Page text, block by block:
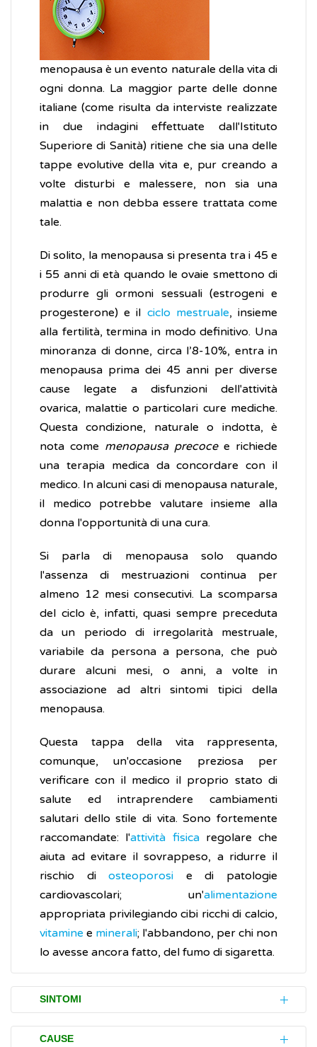
menopausa è un evento naturale della vita di
ogni donna. La maggior parte delle donne
italiane (come risulta da interviste realizzate
in due indagini effettuate dall'Istituto
Superiore di Sanità) ritiene che sia una delle
tappe evolutive della vita e, pur creando a
volte disturbi e malessere, non sia una
malattia e non debba essere trattata come
tale.
Di solito, la menopausa si presenta tra i 45 e
i 55 anni di età quando le ovaie smettono di
produrre gli ormoni sessuali (estrogeni e
progesterone) e il ciclo mestruale, insieme
alla fertilità, termina in modo definitivo. Una
minoranza di donne, circa l’8-10%, entra in
menopausa prima dei 45 anni per diverse
cause legate a disfunzioni dell'attività
ovarica, malattie o particolari cure mediche.
Questa condizione, naturale o indotta, è
nota come menopausa precoce e richiede
una terapia medica da concordare con il
medico. In alcuni casi di menopausa naturale,
il medico potrebbe valutare insieme alla
donna l'opportunità di una cura.
Si parla di menopausa solo quando
l'assenza di mestruazioni continua per
almeno 12 mesi consecutivi. La scomparsa
del ciclo è, infatti, quasi sempre preceduta
da un periodo di irregolarità mestruale,
variabile da persona a persona, che può
durare alcuni mesi, o anni, a volte in
associazione ad altri sintomi tipici della
menopausa.
Questa tappa della vita rappresenta,
comunque, un'occasione preziosa per
verificare con il medico il proprio stato di
salute ed intraprendere cambiamenti
salutari dello stile di vita. Sono fortemente
raccomandate: l'attività fisicaregolare che
aiuta ad evitare il sovrappeso, a ridurre il
rischio diosteoporosi e di patologie
cardiovascolari; un'alimentazione
appropriata privilegiando cibi ricchi di calcio,
vitamine e minerali; l'abbandono, per chi non
lo avesse ancora fatto, del fumo di sigaretta.
SINTOMI
Molte donne iniziano ad avvertire i disturbi
CAUSE